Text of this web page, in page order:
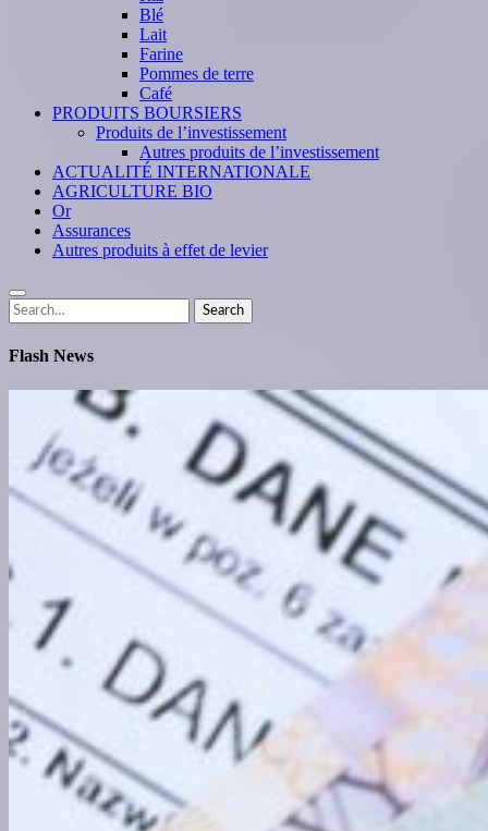
Blé
Lait
Farine
Pommes de terre
Café
PRODUITS BOURSIERS
Produits de l’investissement
Autres produits de l’investissement
ACTUALITÉ INTERNATIONALE
AGRICULTURE BIO
Or
Assurances
Autres produits à effet de levier
Search
for:
Search
Flash News